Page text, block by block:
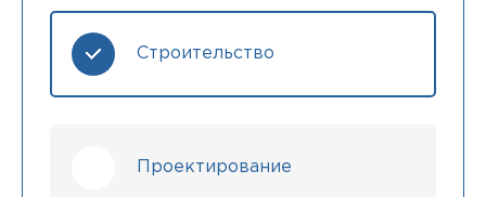
Строительство
Проектирование